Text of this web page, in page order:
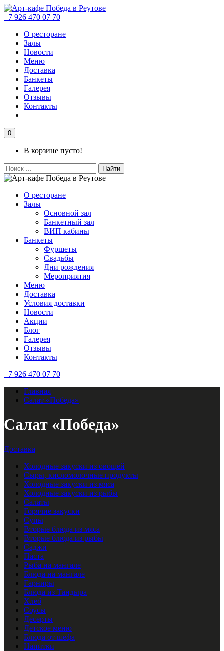
+7 926 470 07 70
О ресторане
Залы
Новости
Меню
Доставка
Банкеты
Галерея
Отзывы
Контакты
0
В корзине пусто!
Найти
О ресторане
Залы
Основной зал
Банкетный зал
ВИП кабины
Банкеты
Фуршеты
Свадьбы
Дни рождения
Мероприятия
Меню
Доставка
Условия доставки
Новости
Акции
Блог
Галерея
Отзывы
Контакты
+7 926 470 07 70
Главная
Салат «Победа»
Салат «Победа»
Доставка
Холодные закуски из овощей
Сыры, кисломолочные продукты
Холодные закуски из мяса
Холодные закуски из рыбы
Салаты
Горячие закуски
Супы
Вторые блюда из мяса
Вторые блюда из рыбы
Саджи
Паста
Рыба на мангале
Блюда на мангале
Гарниры
Блюда из Тандыра
Хлеб
Соусы
Десерты
Детское меню
Блюда от шефа
Напитки